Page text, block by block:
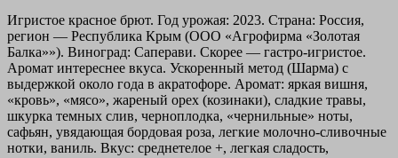
Игристое красное брют. Год урожая: 2023. Страна: Россия,
регион — Республика Крым (ООО «Агрофирма «Золотая
Балка»»). Виноград: Саперави. Скорее — гастро-игристое.
Аромат интереснее вкуса. Ускоренный метод (Шарма) с
выдержкой около года в акратофоре. Аромат: яркая вишня,
«кровь», «мясо», жареный орех (козинаки), сладкие травы,
шкурка темных слив, черноплодка, «чернильные» ноты,
сафьян, увядающая бордовая роза, легкие молочно-сливочные
нотки, ваниль. Вкус: среднетелое +, легкая сладость,